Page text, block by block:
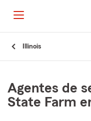
Illinois
Agentes de
State Farm